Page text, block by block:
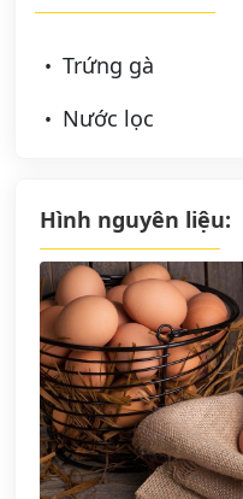
Trứng gà
Nước lọc
Hình nguyên liệu: